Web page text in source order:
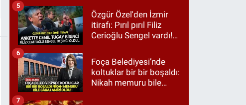
Özgür Özel'den İzmir
itirafı: Pırıl pırıl Filiz
Cerioğlu Sengel vardı!
Tugay birinci çıktı
5
Foça Belediyesi’nde
koltuklar bir bir boşaldı:
Nikah memuru bile
6
7